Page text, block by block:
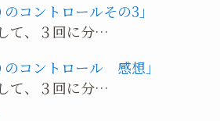
コントロールその3」
、３回に分…
コントロール 感想」
、３回に分…